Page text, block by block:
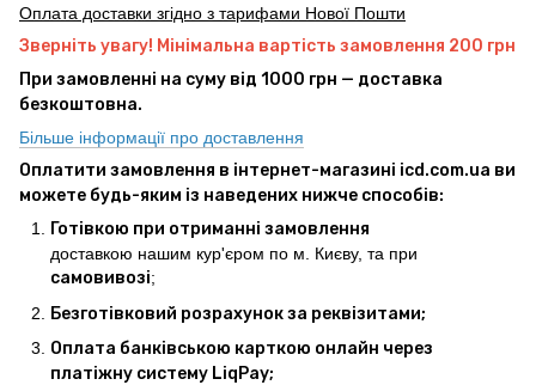
Оплата доставки згідно з тарифами Нової Пошти
Зверніть увагу! Мінімальна вартість замовлення 200 грн
При замовленні на суму від 1000 грн — доставка
безкоштовна.
Більше інформації про доставлення
Оплатити замовлення в інтернет-магазині icd.com.ua ви
можете будь-яким із наведених нижче способів:
Готівкою при отриманні замовлення
доставкою нашим кур'єром по м. Києву, та при
самовивозі;
Безготівковий розрахунок за реквізитами;
Оплата банківською карткою онлайн через
платіжну систему LiqPay;